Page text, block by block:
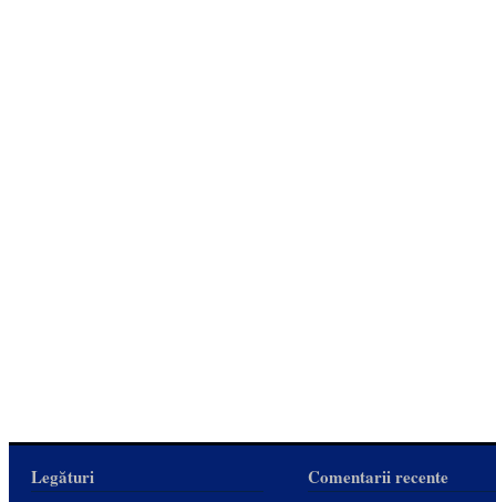
Legături Comentarii recente